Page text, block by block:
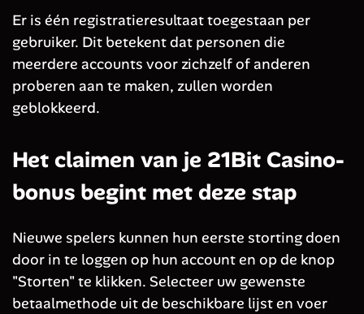
Er is één registratieresultaat toegestaan per
gebruiker. Dit betekent dat personen die
meerdere accounts voor zichzelf of anderen
proberen aan te maken, zullen worden
geblokkeerd.
Het claimen van je 21Bit Casino-
bonus begint met deze stap
Nieuwe spelers kunnen hun eerste storting doen
door in te loggen op hun account en op de knop
"Storten" te klikken. Selecteer uw gewenste
betaalmethode uit de beschikbare lijst en voer